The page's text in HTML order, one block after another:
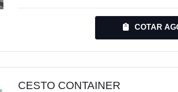
menor de tempo, evitando o perecimento
posicionadas no centro dos blocos
COTAR
CESTO CONTAINER